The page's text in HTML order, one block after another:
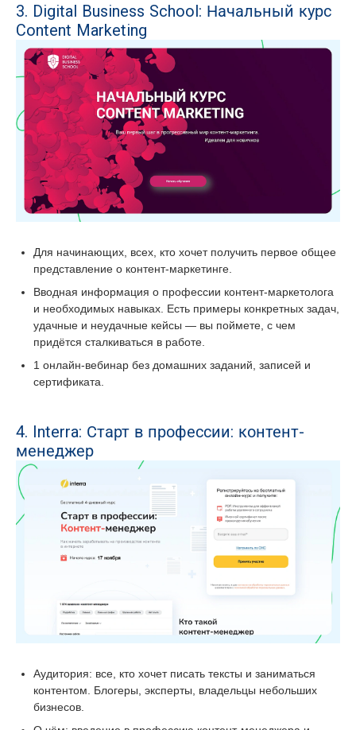
3. Digital Business School: Начальный курс
Content Marketing
Для начинающих, всех, кто хочет получить первое общее
представление о контент-маркетинге.
Вводная информация о профессии контент-маркетолога
и необходимых навыках. Есть примеры конкретных задач,
удачные и неудачные кейсы — вы поймете, с чем
придётся сталкиваться в работе.
1 онлайн-вебинар без домашних заданий, записей и
сертификата.
4. Interra: Старт в профессии: контент-
менеджер
Аудитория: все, кто хочет писать тексты и заниматься
контентом. Блогеры, эксперты, владельцы небольших
бизнесов.